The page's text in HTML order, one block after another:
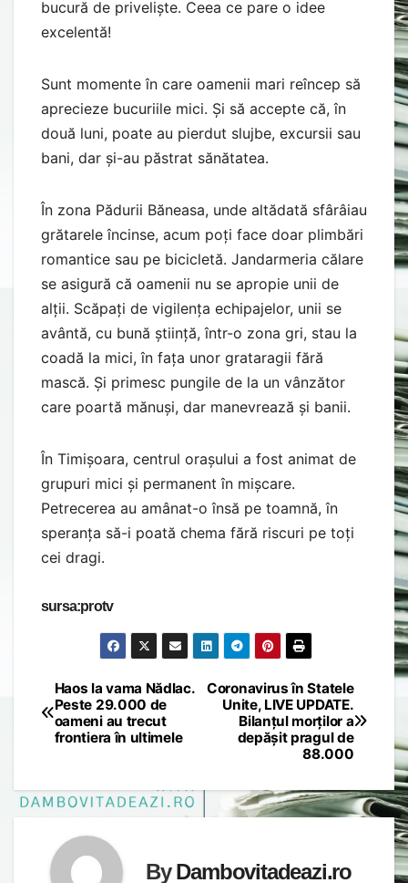
bucură de priveliște. Ceea ce pare o idee
excelentă!
Sunt momente în care oamenii mari reîncep să
aprecieze bucuriile mici. Și să accepte că, în
două luni, poate au pierdut slujbe, excursii sau
bani, dar și-au păstrat sănătatea.
În zona Pădurii Băneasa, unde altădată sfârâiau
grătarele încinse, acum poți face doar plimbări
romantice sau pe bicicletă. Jandarmeria călare
se asigură că oamenii nu se apropie unii de
alții. Scăpați de vigilența echipajelor, unii se
avântă, cu bună știință, într-o zona gri, stau la
coadă la mici, în fața unor grataragii fără
mască. Și primesc pungile de la un vânzător
care poartă mănuși, dar manevrează și banii.
În Timișoara, centrul orașului a fost animat de
grupuri mici și permanent în mișcare.
Petrecerea au amânat-o însă pe toamnă, în
speranța să-i poată chema fără riscuri pe toți
cei dragi.
sursa:protv
Post
navigation
Coronavirus în Statele
Unite, LIVE UPDATE.
Bilanțul morților a
depășit pragul de
88.000
Haos la vama Nădlac.
Peste 29.000 de
oameni au trecut
frontiera în ultimele
ByDambovitadeazi.ro